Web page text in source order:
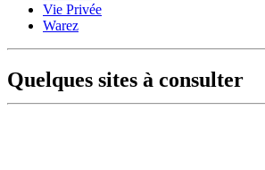
Vie Privée
Warez
Quelques sites à consulter